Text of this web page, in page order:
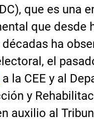
que es una
que desde
ha
el
a la CEE y al
y
auxilio al